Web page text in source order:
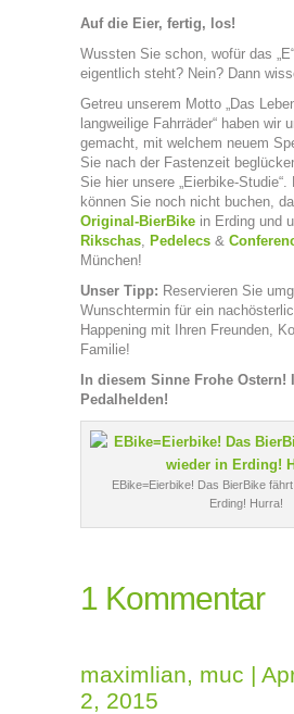
Auf die Eier, fertig, los!
Wussten Sie schon, wofür das
eigentlich steht? Nein? Dann
Getreu unserem Motto „Das
langweilige Fahrräder“ haben wir
gemacht, mit welchem neuem
Sie nach der Fastenzeit
Sie hier unsere „Eierbike-
können Sie noch nicht buchen,
Original-BierBike in Erding und
Rikschas, Pedelecs &
München!
Unser Tipp: Reservieren Sie
Wunschtermin für ein
Happening mit Ihren Freunden,
Familie!
In diesem Sinne Frohe Ostern!
Pedalhelden!
EBike=Eierbike! Das BierBike
Erding! Hurra!
1 Kommentar
maximlian, muc |
2, 2015